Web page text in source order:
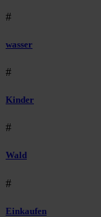
#
wasser
#
Kinder
#
Wald
#
Einkaufen